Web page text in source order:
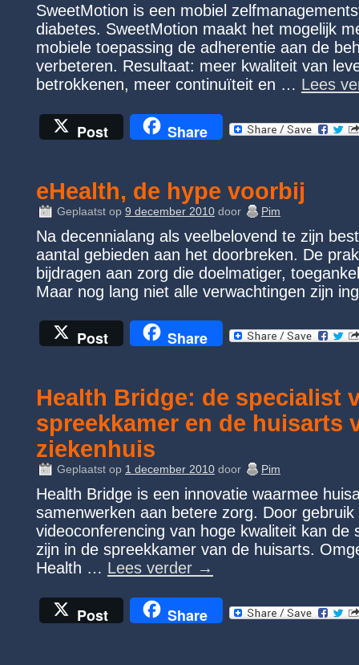
SweetMotion is een mobiel
diabetes. SweetMotion maakt het mogelijk
mobiele toepassing de adherentie aan de
verbeteren. Resultaat: meer kwaliteit van
betrokkenen, meer continuïteit en … Lees
Post Share
eHealth, de hype voorbij
Geplaatst op 9 december 2010 door Pim
Na decennialang als veelbelovend te zijn
aantal gebieden aan het doorbreken. De
bijdragen aan zorg die doelmatiger,
Maar nog lang niet alle verwachtingen zijn
Post Share
Health Bridge: de specialist
spreekkamer en de huisarts
ziekenhuis
Geplaatst op 1 december 2010 door Pim
Health Bridge is een innovatie waarmee
samenwerken aan betere zorg. Door
videoconferencing van hoge kwaliteit kan de
zijn in de spreekkamer van de huisarts.
Health … Lees verder →
Post Share